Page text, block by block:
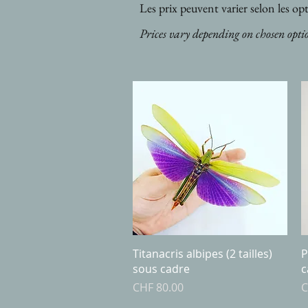
Les prix peuvent varier selon les
Prices vary depending on chosen
Quick View
Titanacris albipes (2 tailles)
sous cadre
Price
CHF 80.00